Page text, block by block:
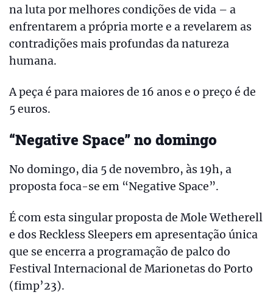
na luta por melhores condições de vida – a
enfrentarem a própria morte e a revelarem as
contradições mais profundas da natureza
humana.
A peça é para maiores de 16 anos e o preço é de
5 euros.
“Negative Space” no domingo
No domingo, dia 5 de novembro, às 19h, a
proposta foca-se em “Negative Space”.
É com esta singular proposta de Mole Wetherell
e dos Reckless Sleepers em apresentação única
que se encerra a programação de palco do
Festival Internacional de Marionetas do Porto
(fimp’23).